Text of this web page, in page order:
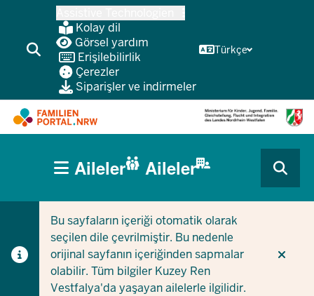
Kolay dil
Görsel yardım
Erişilebilirlik
Çerezler
Siparişler ve indirmeler
Türkçe
CURRENT SECTION AILELER IÇIN
CURRENT SECTION ŞIRKETLER/BELEDIYELER IÇIN
HAUPTNAVIGATION
(BÜRGERBEREICH
Aileler Aileler
Bu sayfaların içeriği otomatik olarak
seçilen dile çevrilmiştir. Bu nedenle
orijinal sayfanın içeriğinden sapmalar
olabilir. Tüm bilgiler Kuzey Ren
Vestfalya'da yaşayan ailelerle ilgilidir.